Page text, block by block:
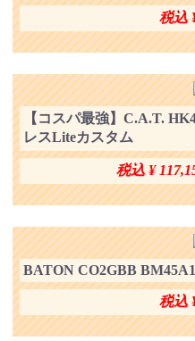
税込
【コスパ最強】C.A.T.
レスLiteカスタム
税込 ¥
BATON CO2GBB
税込